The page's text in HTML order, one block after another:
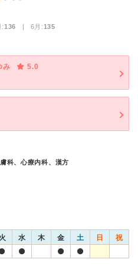
:136 | 6月:135
み
5.0
科、心療内科、漢方
火 水 木 金 土 日 祝